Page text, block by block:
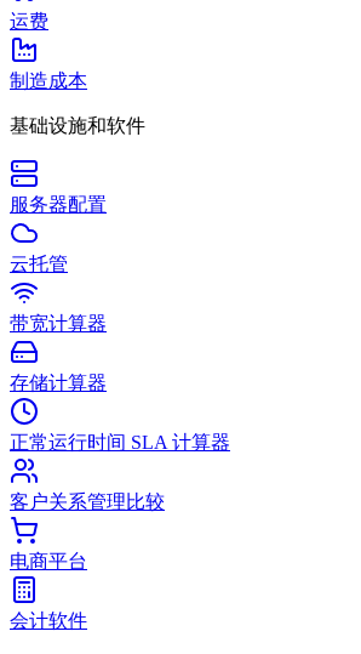
运费
制造成本
基础设施和软件
服务器配置
云托管
带宽计算器
存储计算器
正常运行时间 SLA 计算器
客户关系管理比较
电商平台
会计软件